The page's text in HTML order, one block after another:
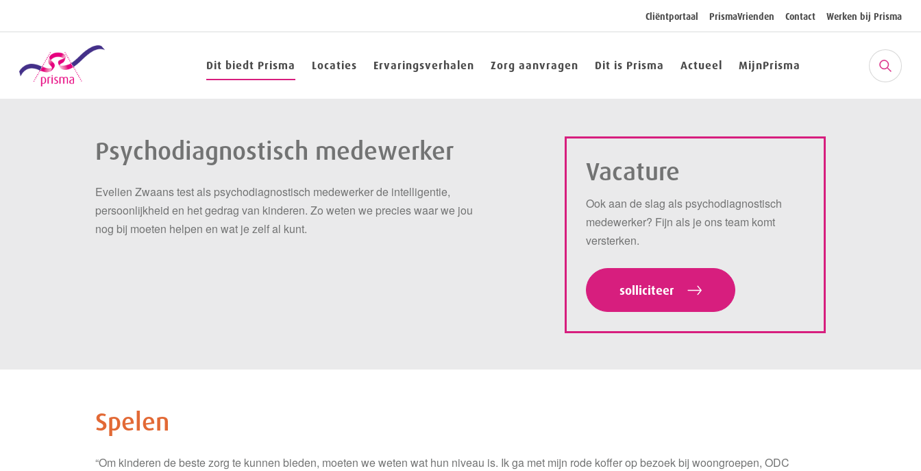
Cliëntportaal PrismaVrienden Contact Werken bij Prisma
Dit biedt Prisma Locaties Ervaringsverhalen Zorg aanvragen Dit is Prisma Actueel MijnPrisma
Psychodiagnostisch medewerker
Evelien Zwaans test als psychodiagnostisch medewerker de intelligentie,
persoonlijkheid en het gedrag van kinderen. Zo weten we precies waar we jou
nog bij moeten helpen en wat je zelf al kunt.
Vacature
Ook aan de slag als psychodiagnostisch
medewerker? Fijn als je ons team komt
versterken.
solliciteer
Spelen
“Om kinderen de beste zorg te kunnen bieden, moeten we weten wat hun niveau is. Ik ga met mijn rode koffer op bezoek bij woongroepen, ODC